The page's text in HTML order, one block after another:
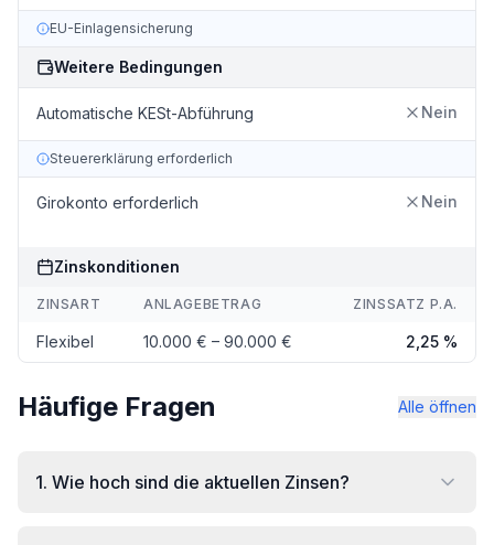
EU-Einlagensicherung
Weitere Bedingungen
Automatische KESt-Abführung Nein
Steuererklärung erforderlich
Girokonto erforderlich Nein
Zinskonditionen
ZINSART ANLAGEBETRAG ZINSSATZ P.A.
Flexibel 10.000 € – 90.000 € 2,25 %
Häufige Fragen Alle öffnen
1. Wie hoch sind die aktuellen Zinsen?